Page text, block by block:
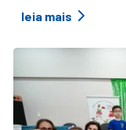
leia mais